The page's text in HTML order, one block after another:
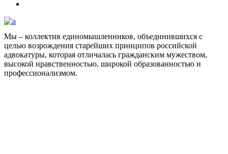
Мы – коллектив единомышленников, объединившихся с
целью возрождения старейших принципов российской
адвокатуры, которая отличалась гражданским мужеством,
высокой нравственностью, широкой образованностью и
профессионализмом.